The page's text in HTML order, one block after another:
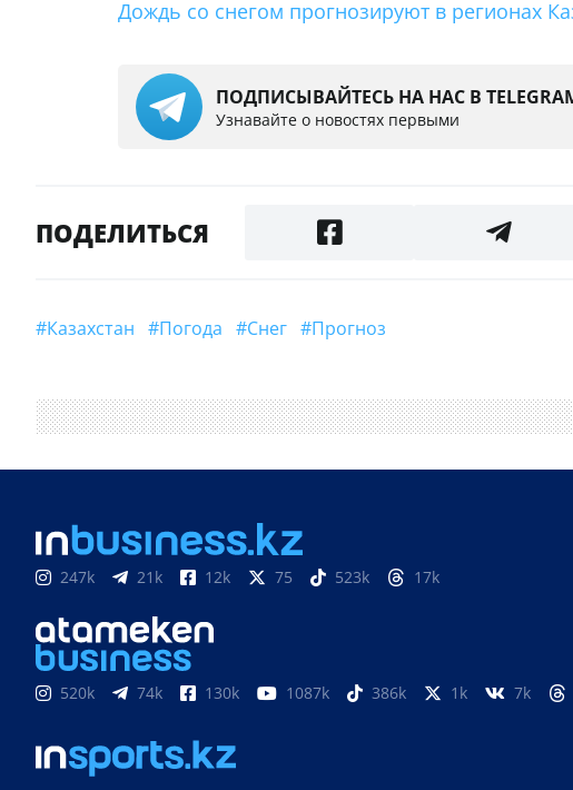
Дождь со снегом прогнозируют в регионах
ПОДПИСЫВАЙТЕСЬ НА НАС В
Узнавайте о новостях первыми
ПОДЕЛИТЬСЯ
#Казахстан #погода #снег #прогноз
247k 21k 12k 75 523k 17k
520k 74k 130k 1087k 386k 1k 7k